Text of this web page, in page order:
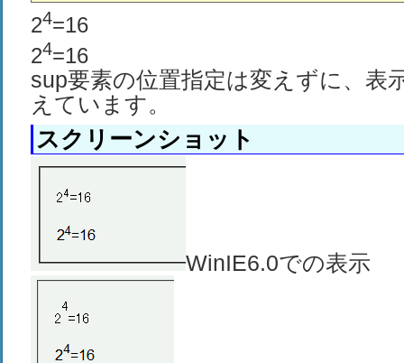
24=16
24=16
sup要素の位置指定は変えずに、表
えています。
スクリーンショット
WinIE6.0での表示